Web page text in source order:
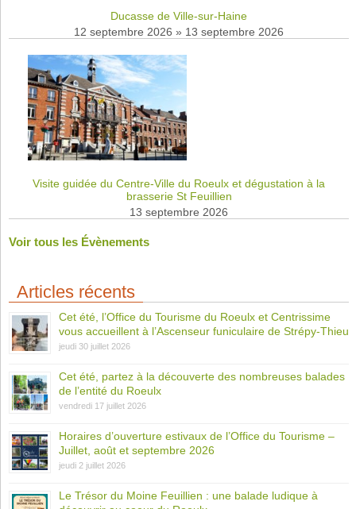
Ducasse de Ville-sur-Haine
12 septembre 2026 » 13 septembre 2026
Visite guidée du Centre-Ville du Roeulx et dégustation à la
brasserie St Feuillien
13 septembre 2026
Voir tous les Évènements
Articles récents
Cet été, l’Office du Tourisme du Roeulx et Centrissime
vous accueillent à l’Ascenseur funiculaire de Strépy-Thieu
jeudi 30 juillet 2026
Cet été, partez à la découverte des nombreuses balades
de l’entité du Roeulx
vendredi 17 juillet 2026
Horaires d’ouverture estivaux de l’Office du Tourisme –
Juillet, août et septembre 2026
jeudi 2 juillet 2026
Le Trésor du Moine Feuillien : une balade ludique à